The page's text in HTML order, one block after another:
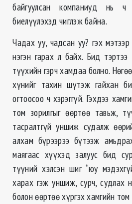
байгуулсан компаниуд нь
биелүүлэхэд чиглэж байна.
Чадах уу, чадсан уу? гэх
нэгэн гарах л байх. Бид тэртээ
түүхийн гэрч хамдаа болно.
хүнийг тахин шүтэж гайхан
огтоосоо ч хэрэггүй. Гэхдээ
том зорилгыг өөртөө тавьж,
тасралтгүй уншиж судалж
алхам бүрээрээ бүтээж
маягаас хүүхэд залуус бид
түүний хэлсэн шиг “юу
харах гэж уншиж, сурч, судлах
болон өөртөө хүргэх хамгийн